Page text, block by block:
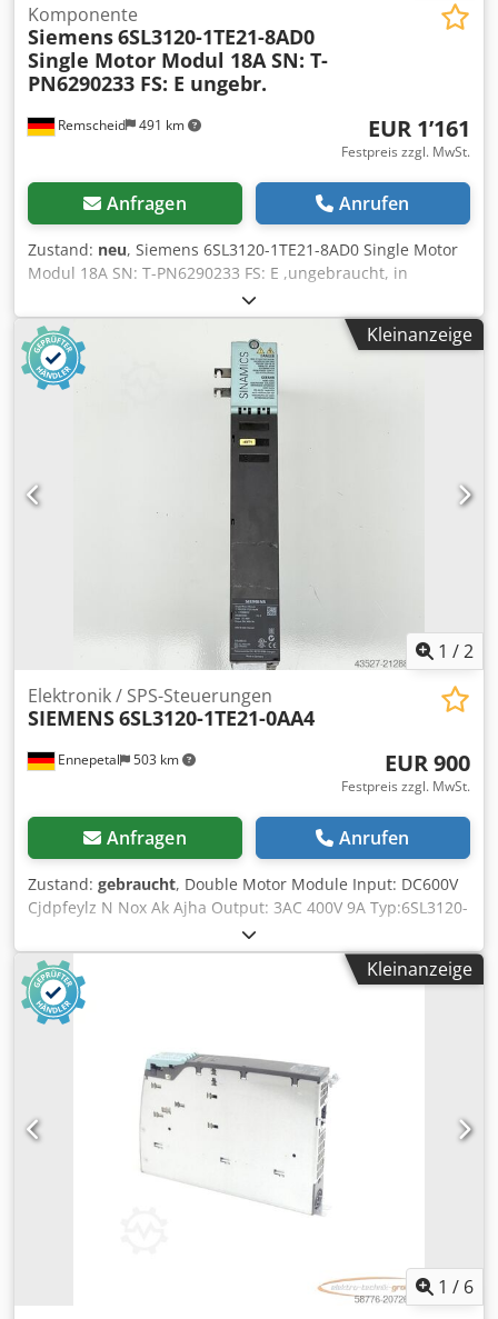
Remscheid 491 km
Komponente
Siemens6SL3120-1TE21-8AD0
Single Motor Modul 18A SN: T-
PN6290233 FS: E ungebr.
EUR 1’161
Festpreis zzgl. MwSt.
Anfragen Anrufen
Zustand: neu, Siemens 6SL3120-1TE21-8AD0 Single Motor
Modul 18A SN: T-PN6290233 FS: E ,ungebraucht, in
versiegelter Originalverpackung, 100% funktionsfähig,
Lieferumfang gem. Fotos Csdpfx Akox Dxhle Asha
Kleinanzeige
1 /2
Ennepetal 503 km
Elektronik / SPS-Steuerungen
SIEMENS6SL3120-1TE21-0AA4
EUR 900
Festpreis zzgl. MwSt.
Anfragen Anrufen
Zustand: gebraucht, Double Motor Module Input: DC600V
Cjdpfeylz N Nox Ak Ajha Output: 3AC 400V 9A Typ:6SL3120-
Kleinanzeige
1 / 6